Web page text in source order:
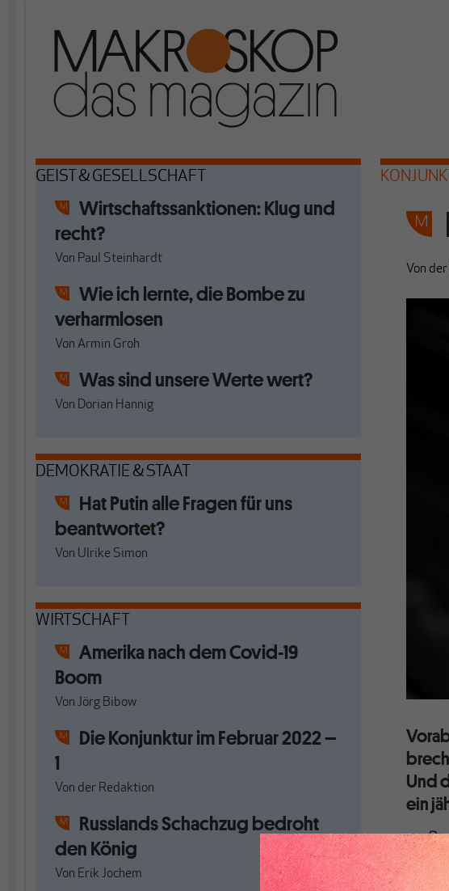
GEIST & GESELLSCHAFT
Wirtschaftssanktionen: Klug und
recht?
Von Paul Steinhardt
Wie ich lernte, die Bombe zu
verharmlosen
Von Armin Groh
Was sind unsere Werte wert?
Von Dorian Hannig
DEMOKRATIE & STAAT
Hat Putin alle Fragen für uns
beantwortet?
Von Ulrike Simon
WIRTSCHAFT
Amerika nach dem Covid-19
Boom
Von Jörg Bibow
Die Konjunktur im Februar 2022 –
1
Von der Redaktion
Russlands Schachzug bedroht
den König
Von Erik Jochem
Von
Und
ein